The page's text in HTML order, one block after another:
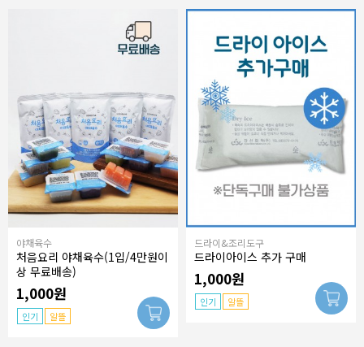
야채육수
처음요리 야채육수(1입/4만원이
상 무료배송)
1,000원
인기 알뜰
드라이&조리도구
드라이아이스 추가 구매
1,000원
인기 알뜰